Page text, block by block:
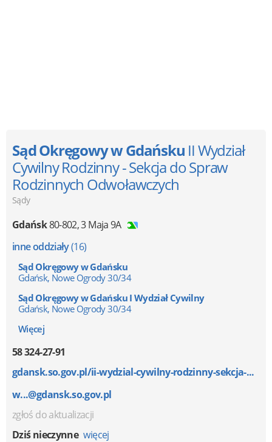
Sąd Okręgowy w Gdańsku II Wydział
Cywilny Rodzinny - Sekcja do Spraw
Rodzinnych Odwoławczych
Sądy
Gdańsk80-802,3 Maja 9A
inne oddziały(16)
Sąd Okręgowy w Gdańsku
Gdańsk, Nowe Ogrody 30/34
Sąd Okręgowy w Gdańsku I Wydział Cywilny
Gdańsk, Nowe Ogrody 30/34
Więcej
58 324-27-91
gdansk.so.gov.pl/ii-wydzial-cywilny-rodzinny-sekcja-...
w...@gdansk.so.gov.pl
zgłoś do aktualizacji
Dziś nieczynne więcej